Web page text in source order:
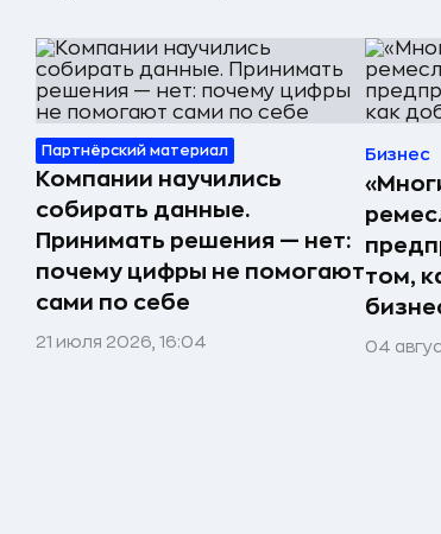
Партнёрский материал
Компании научились
собирать данные.
Принимать решения — нет:
почему цифры не помогают
сами по себе
21 июля 2026, 16:04
Бизнес
том,
04